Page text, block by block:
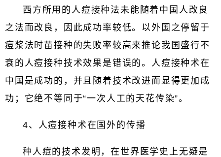
西方所用的人痘接种法未能随着中国人改良
之法而改良，因此成功率较低。以外国之停留于
痘浆法时苗接种的失败率较高来推论我国盛行不
衰的人痘接种技术效果是错误的。人痘接种术在
中国是成功的，并且随着技术改进而显得更加成
功；它绝不等同于“一次人工的天花传染”。
4、人痘接种术在国外的传播
种人痘的技术发明，在世界医学史上无疑是